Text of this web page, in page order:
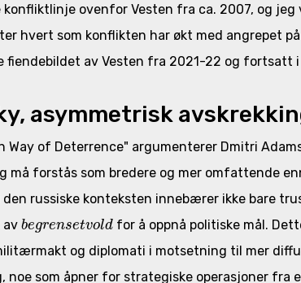
konfliktlinje ovenfor Vesten fra ca. 2007, og
hvert som konflikten har økt med angrepet
fiendebildet av Vesten fra 2021-22 og fortsatt i
asymmetrisk
Way of Deterrence" argumenterer Dmitri
må forstås som bredere og mer omfattende
den russiske konteksten innebærer ikke bare
av begrensetvold
begrensetvol d
for å oppnå politiske mål.
og diplomati i motsetning til mer
noe som åpner for strategiske operasjoner fra